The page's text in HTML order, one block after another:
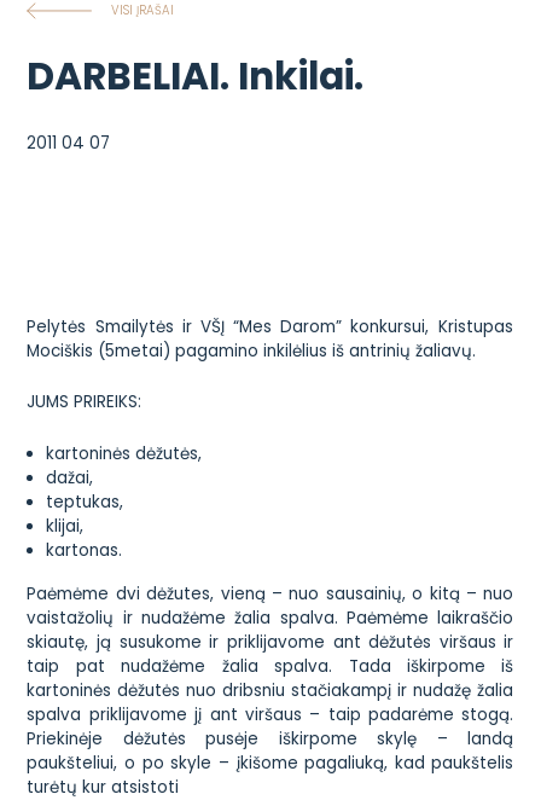
VISI ĮRAŠAI
DARBELIAI. Inkilai.
2011 04 07
Pelytės Smailytės ir VŠĮ “Mes Darom” konkursui, Kristupas
Mociškis (5metai) pagamino inkilėliusiš antrinių žaliavų.
JUMS PRIREIKS:
kartoninės dėžutės,
dažai,
teptukas,
klijai,
kartonas.
Paėmėme dvi dėžutes, vieną – nuo sausainių, o kitą – nuo
vaistažolių ir nudažėme žalia spalva. Paėmėme laikraščio
skiautę, ją susukome ir priklijavome ant dėžutės viršaus ir
taip pat nudažėme žalia spalva. Tada iškirpome iš
kartoninės dėžutės nuo dribsniu stačiakampį ir nudažę žalia
spalva priklijavome jį ant viršaus – taip padarėme stogą.
Priekinėje dėžutės pusėje iškirpome skylę – landą
paukšteliui, o po skyle – įkišome pagaliuką, kad paukštelis
turėtų kur atsistoti